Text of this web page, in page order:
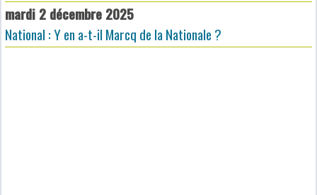
mardi 2 décembre 2025
National : Y en a-t-il Marcq de la Nationale ?